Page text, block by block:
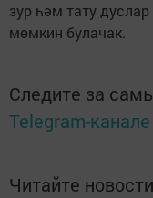
зур һәм тату
мөмкин булачак.
Следите за
Telegram-канале
Читайте